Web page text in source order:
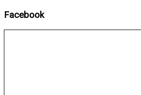
Facebook